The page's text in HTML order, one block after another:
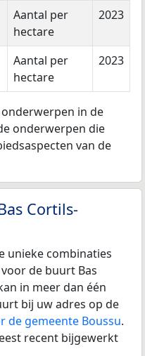
Aantal per
hectare
2023
Aantal per
hectare
2023
in de
onderwerpen die
van de
Cortils-
unieke combinaties
de buurt Bas
in meer dan één
bij uw adres op de
de gemeente Boussu.
recent bijgewerkt